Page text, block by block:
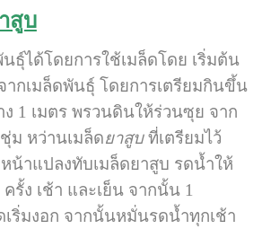
สูบ
ธุ์ได้โดยการใช้เมล็ดโดย เริ่มต้น
ากเมล็ดพันธุ์ โดยการเตรียมกินขึ้น
1 เมตร พรวนดินให้ร่วนซุย จาก
ม หว่านเมล็ดยาสูบที่เตรียมไว้
น้าแปลงทับเมล็ดยาสูบ รดน้ำให้
รั้ง เช้า และเย็น จากนั้น 1
เริ่มงอก จากนั้นหมั่นรดน้ำทุกเช้า